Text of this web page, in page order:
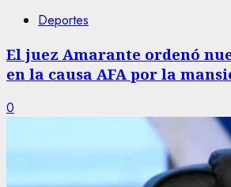
Deportes
El juez Amarante ordenó
en la causa AFA por la
0